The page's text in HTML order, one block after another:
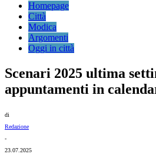
Homepage
Città
Modica
Argomenti
Oggi in città
Scenari 2025 ultima
appuntamenti in
di
Redazione
-
23.07.2025